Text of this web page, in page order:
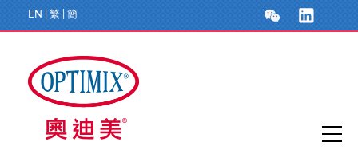
EN 繁 簡